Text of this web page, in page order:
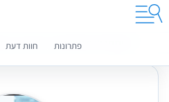
קומפרלי מסייעת לך לבחור
פתרונות חוות דעת